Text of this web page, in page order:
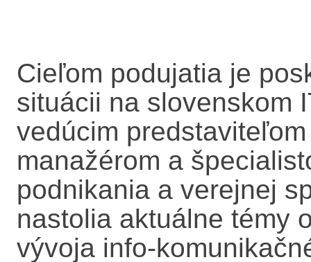
Cieľom podujatia je
situácii na slovenskom
vedúcim
manažérom a
podnikania a verejnej
nastolia aktuálne témy
vývoja info-